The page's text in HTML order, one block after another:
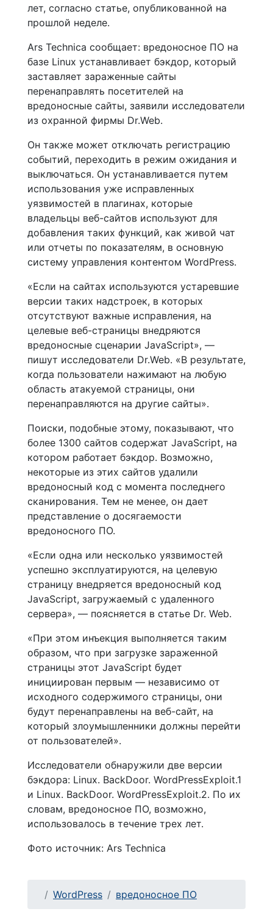
лет, согласно статье, опубликованной на
прошлой неделе.
Ars Technica сообщает: вредоносное ПО на
базе Linux устанавливает бэкдор, который
заставляет зараженные сайты
перенаправлять посетителей на
вредоносные сайты, заявили исследователи
из охранной фирмы Dr.Web.
Он также может отключать регистрацию
событий, переходить в режим ожидания и
выключаться. Он устанавливается путем
использования уже исправленных
уязвимостей в плагинах, которые
владельцы веб-сайтов используют для
добавления таких функций, как живой чат
или отчеты по показателям, в основную
систему управления контентом WordPress.
«Если на сайтах используются устаревшие
версии таких надстроек, в которых
отсутствуют важные исправления, на
целевые веб-страницы внедряются
вредоносные сценарии JavaScript», —
пишут исследователи Dr.Web. «В результате,
когда пользователи нажимают на любую
область атакуемой страницы, они
перенаправляются на другие сайты».
Поиски, подобные этому, показывают, что
более 1300 сайтов содержат JavaScript, на
котором работает бэкдор. Возможно,
некоторые из этих сайтов удалили
вредоносный код с момента последнего
сканирования. Тем не менее, он дает
представление о досягаемости
вредоносного ПО.
«Если одна или несколько уязвимостей
успешно эксплуатируются, на целевую
страницу внедряется вредоносный код
JavaScript, загружаемый с удаленного
сервера», — поясняется в статье Dr. Web.
«При этом инъекция выполняется таким
образом, что при загрузке зараженной
страницы этот JavaScript будет
инициирован первым — независимо от
исходного содержимого страницы, они
будут перенаправлены на веб-сайт, на
который злоумышленники должны перейти
от пользователей».
Исследователи обнаружили две версии
бэкдора: Linux. BackDoor. WordPressExploit.1
и Linux. BackDoor. WordPressExploit.2. По их
словам, вредоносное ПО, возможно,
использовалось в течение трех лет.
Фото источник: Ars Technica
WordPress вредоносное ПО